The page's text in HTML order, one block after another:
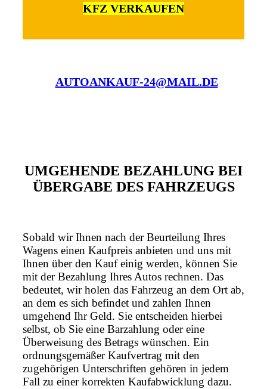
KFZ VERKAUFEN
AUTOANKAUF-24@MAIL.DE
UMGEHENDE BEZAHLUNG BEI
ÜBERGABE DES FAHRZEUGS
Sobald wir Ihnen nach der Beurteilung Ihres
Wagens einen Kaufpreis anbieten und uns mit
Ihnen über den Kauf einig werden, können Sie
mit der Bezahlung Ihres Autos rechnen. Das
bedeutet, wir holen das Fahrzeug an dem Ort ab,
an dem es sich befindet und zahlen Ihnen
umgehend Ihr Geld. Sie entscheiden hierbei
selbst, ob Sie eine Barzahlung oder eine
Überweisung des Betrags wünschen. Ein
ordnungsgemäßer Kaufvertrag mit den
zugehörigen Unterschriften gehören in jedem
Fall zu einer korrekten Kaufabwicklung dazu.